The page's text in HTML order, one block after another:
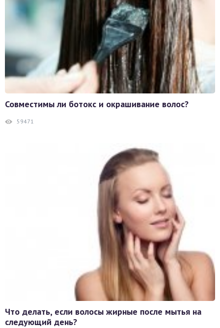
Совместимы ли ботокс и окрашивание волос?
59471
Что делать, если волосы жирные после мытья на
следующий день?